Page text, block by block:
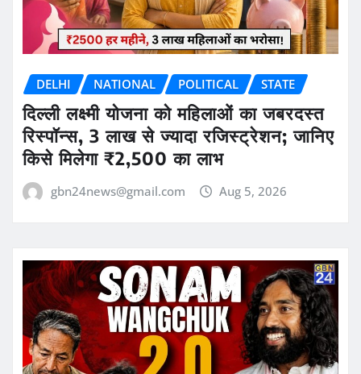
DELHI NATIONAL POLITICAL STATE
दिल्ली लक्ष्मी योजना को महिलाओं का जबरदस्त
रिस्पॉन्स, 3 लाख से ज्यादा रजिस्ट्रेशन; जानिए
किसे मिलेगा ₹2,500 का लाभ
gbn24news@gmail.com Aug 5, 2026